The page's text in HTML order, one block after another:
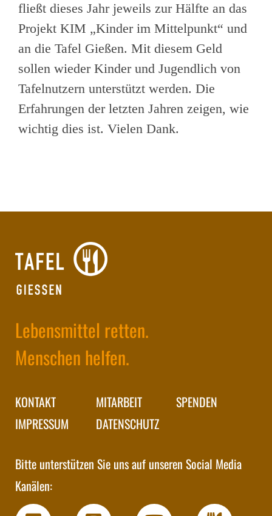
fließt dieses Jahr jeweils zur Hälfte an das
Projekt KIM „Kinder im Mittelpunkt“ und
an die Tafel Gießen. Mit diesem Geld
sollen wieder Kinder und Jugendlich von
Tafelnutzern unterstützt werden. Die
Erfahrungen der letzten Jahren zeigen, wie
wichtig dies ist. Vielen Dank.
Lebensmittel retten.
Menschen helfen.
KONTAKT
IMPRESSUM
MITARBEIT
DATENSCHUTZ
SPENDEN
Bitte unterstützen Sie uns auf unseren Social Media
Kanälen: